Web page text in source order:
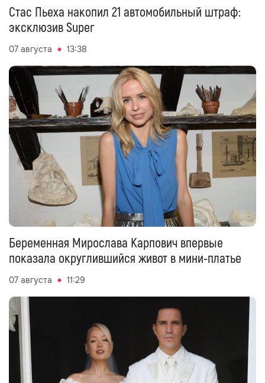
Стас Пьеха накопил 21 автомобильный штраф:
эксклюзив Super
07 августа 13:38
Беременная Мирослава Карпович впервые
показала округлившийся живот в мини-платье
07 августа 11:29